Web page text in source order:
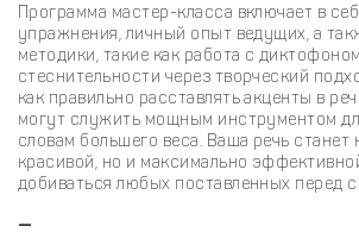
Программа мастер-класса включает в
упражнения, личный опыт ведущих, а
методики, такие как работа с
стеснительности через творческий
как правильно расставлять акценты в
могут служить мощным инструментом
словам большего веса. Ваша речь станет
красивой, но и максимально
добиваться любых поставленных перед
—